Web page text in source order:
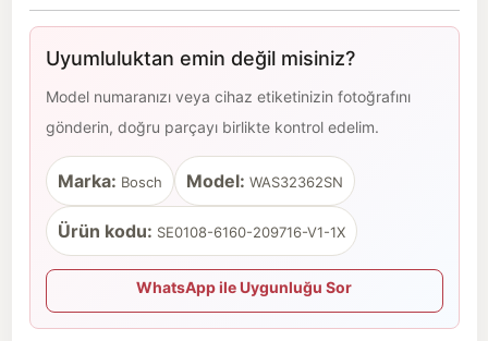
Uyumluluktan emin değil misiniz?
Model numaranızı veya cihaz etiketinizin fotoğrafını
gönderin, doğru parçayı birlikte kontrol edelim.
Marka: Bosch Model: WAS32362SN
Ürün kodu: SE0108-6160-209716-V1-1X
WhatsApp ile Uygunluğu Sor